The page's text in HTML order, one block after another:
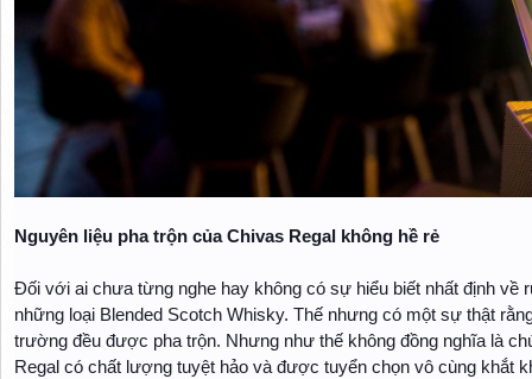
Nguyên liệu pha trộn của Chivas Regal không hề rẻ
Đối với ai chưa từng nghe hay không có sự hiểu biết nhất định
những loại Blended Scotch Whisky. Thế nhưng có một sự thật
trường đều được pha trộn. Nhưng như thế không đồng nghĩa là
Regal có chất lượng tuyệt hảo và được tuyển chọn vô cùng khắt